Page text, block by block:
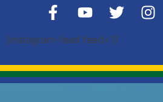
[instagram-feed feed=1]